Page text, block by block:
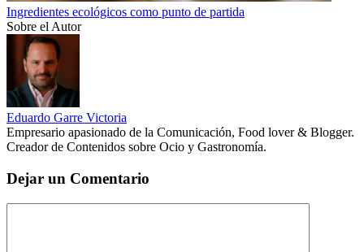
Ingredientes ecológicos como punto de partida
Sobre el Autor
Eduardo Garre Victoria
Empresario apasionado de la Comunicación, Food lover & Blogger.
Creador de Contenidos sobre Ocio y Gastronomía.
Dejar un Comentario